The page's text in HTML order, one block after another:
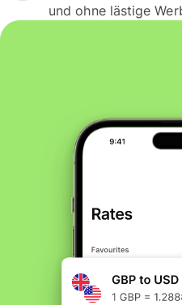
und ohne lästige